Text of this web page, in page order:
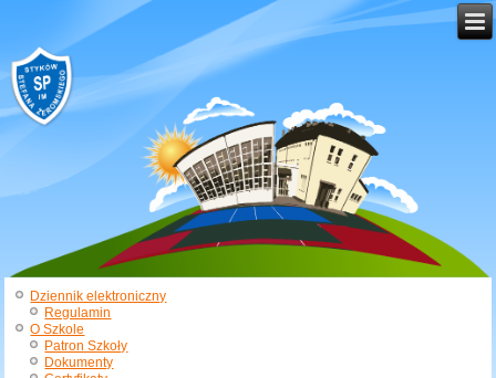
Dziennik elektroniczny
Regulamin
O Szkole
Patron Szkoły
Dokumenty